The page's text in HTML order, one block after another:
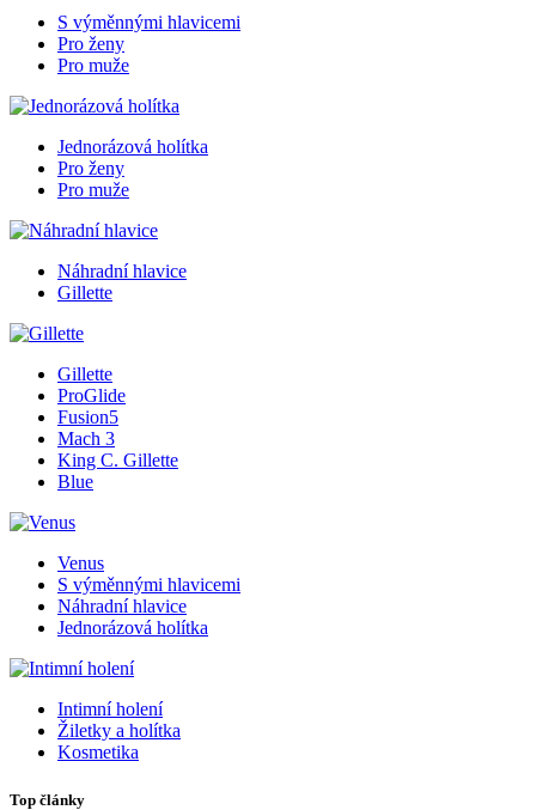
S výměnnými hlavicemi
Pro ženy
Pro muže
Jednorázová holítka
Pro ženy
Pro muže
Náhradní hlavice
Gillette
Gillette
ProGlide
Fusion5
Mach 3
King C. Gillette
Blue
Venus
S výměnnými hlavicemi
Náhradní hlavice
Jednorázová holítka
Intimní holení
Žiletky a holítka
Kosmetika
Top články